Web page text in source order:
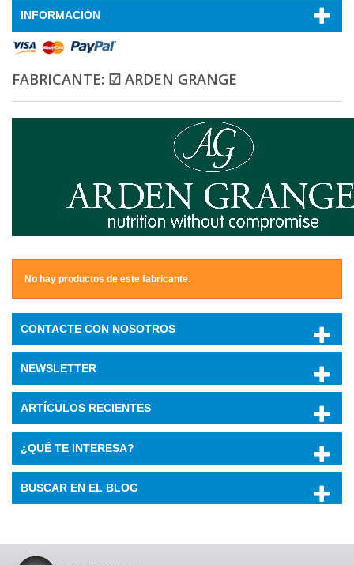
INFORMACIÓN
FABRICANTE: ☑ ARDEN GRANGE
No hay productos de este fabricante.
CONTACTE CON NOSOTROS
NEWSLETTER
ARTÍCULOS RECIENTES
¿QUÉ TE INTERESA?
BUSCAR EN EL BLOG